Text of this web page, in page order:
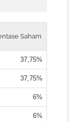
Saham
37,75%
37,75%
6%
6%